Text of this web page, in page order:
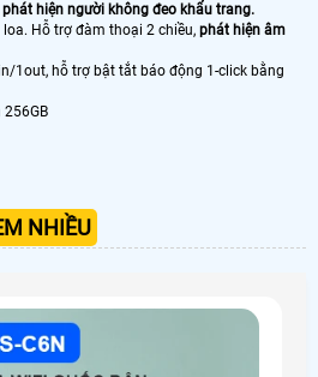
hiện người không đeo khẩu trang.
loa. Hỗ trợ đàm thoại 2 chiều, phát hiện âm
1out, hỗ trợ bật tắt báo động 1-click bằng
256GB
NHIỀU